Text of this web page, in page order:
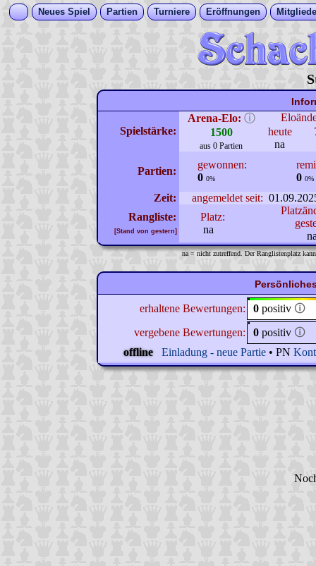
Neues Spiel Partien Turniere Eröffnungen
Spielstärke:
Arena-Elo: ⓘ
1500
aus 0 Partien
heute
na
Partien:
gewonnen:
0 0%
0 0%
Zeit: angemeldet seit:
Rangliste:
[Stand von gestern]
Platz:
na
na = nicht zutreffend. Der Ranglistenplatz
erhaltene Bewertungen: 0 positiv 🛈
vergebene Bewertungen:
0 positiv 🛈
offline
Einladung - neue Partie • PN